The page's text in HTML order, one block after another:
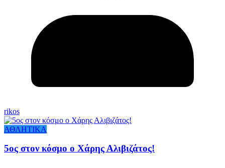
rikos
ΑΘΛΗΤΙΚΑ
5ος στον κόσμο ο Χάρης Αλιβιζάτος!